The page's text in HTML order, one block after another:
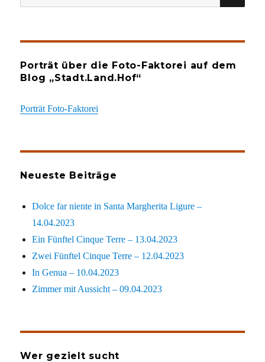
nach:
Porträt über die Foto-Faktorei auf dem
Blog „Stadt.Land.Hof“
Porträt Foto-Faktorei
Neueste Beiträge
Dolce far niente in Santa Margherita Ligure –
14.04.2023
Ein Fünftel Cinque Terre – 13.04.2023
Zwei Fünftel Cinque Terre – 12.04.2023
In Genua – 10.04.2023
Zimmer mit Aussicht – 09.04.2023
Wer gezielt sucht